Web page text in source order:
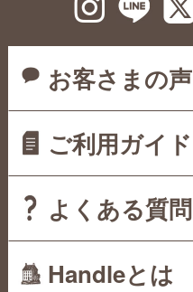
お客さまの声
ご利用ガイド
よくある質問
Handleとは